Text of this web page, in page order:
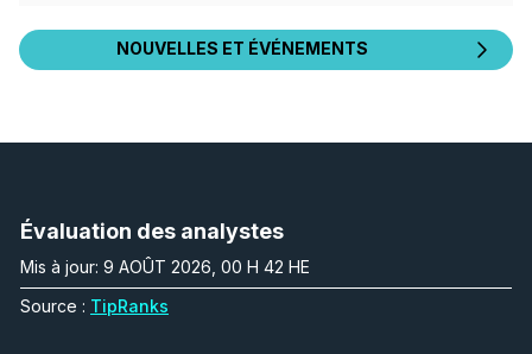
NOUVELLES ET ÉVÉNEMENTS
Évaluation des analystes
Mis à jour: 9 AOÛT 2026, 00 H 42 HE
Source : TipRanks